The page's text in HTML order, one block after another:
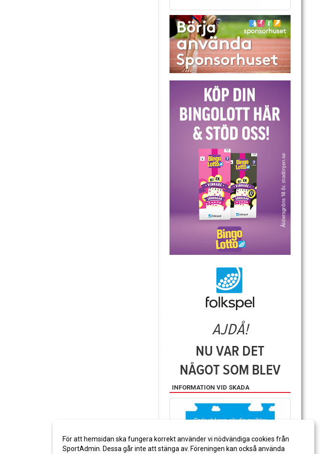
INFORMATION VID SKADA
För att hemsidan ska fungera korrekt använder vi nödvändiga cookies från
SportAdmin. Dessa går inte att stänga av. Föreningen kan också använda